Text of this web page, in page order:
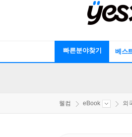
빠른분야찾기 베스
웰컴 eBook 외